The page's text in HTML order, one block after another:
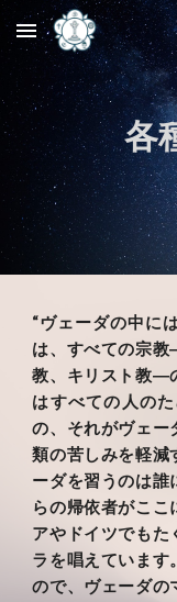
Skip to main content
各
“ヴェーダの中に
は、すべての宗
教、キリスト教―
はすべての人の
の、それがヴェー
類の苦しみを軽減
ーダを習うのは誰
らの帰依者がここ
アやドイツでもた
ラを唱えています
ので、ヴェーダの